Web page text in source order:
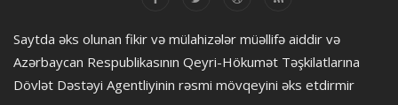
Saytda əks olunan fikir və mülahizələr müəllifə aiddir və
Azərbaycan Respublikasının Qeyri-Hökumət Təşkilatlarına
Dövlət Dəstəyi Agentliyinin rəsmi mövqeyini əks etdirmir